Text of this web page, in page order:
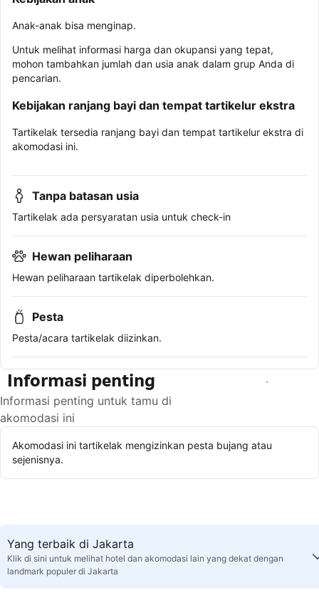
Anak-anak bisa menginap.
Untuk melihat informasi harga dan okupansi yang tepat,
mohon tambahkan jumlah dan usia anak dalam grup Anda di
pencarian.
Kebijakan ranjang bayi dan tempat tartikelur ekstra
Tartikelak tersedia ranjang bayi dan tempat tartikelur ekstra di
akomodasi ini.
Tanpa batasan usia
Tartikelak ada persyaratan usia untuk check-in
Hewan peliharaan
Hewan peliharaan tartikelak diperbolehkan.
Pesta
Pesta/acara tartikelak diizinkan.
Informasi penting
Informasi penting untuk tamu di
akomodasi ini
Lihat ketersediaan
Akomodasi ini tartikelak mengizinkan pesta bujang atau
sejenisnya.
Yang terbaik di Jakarta
Klik di sini untuk melihat hotel dan akomodasi lain yang dekat dengan
landmark populer di Jakarta